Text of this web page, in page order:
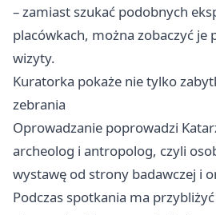
– zamiast szukać podobnych
placówkach, można zobaczyć je
wizyty.
Kuratorka pokaże nie tylko
zebrania
Oprowadzanie poprowadzi
archeolog i antropolog, czyli
wystawę od strony badawczej i
Podczas spotkania ma